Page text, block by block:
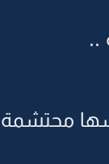
..
محتشمة